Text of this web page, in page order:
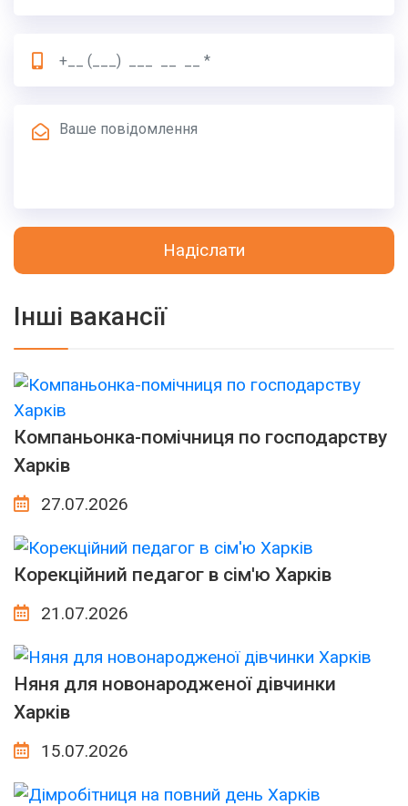
Надіслати
Інші вакансії
Компаньонка-помічниця по господарству
Харків
27.07.2026
Корекційний педагог в сім'ю Харків
21.07.2026
Няня для новонародженої дівчинки
Харків
15.07.2026